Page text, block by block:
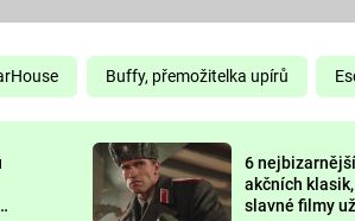
DELIVERANCE
Buffy, přemožitelka upírů
6
akčních
slavné filmy